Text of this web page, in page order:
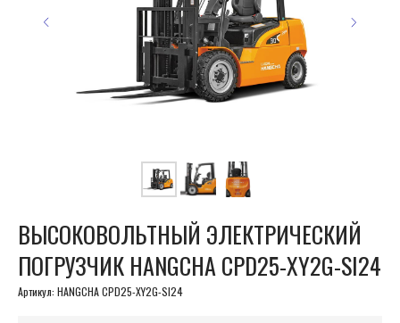
ВЫСОКОВОЛЬТНЫЙ ЭЛЕКТРИЧЕСКИЙ
ПОГРУЗЧИК HANGCHA CPD25-XY2G-SI24
Артикул: HANGCHA CPD25-XY2G-SI24